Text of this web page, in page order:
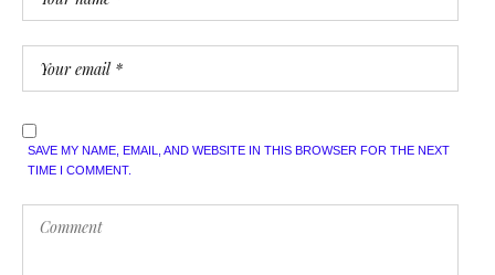
SAVE MY NAME, EMAIL, AND WEBSITE IN THIS BROWSER FOR THE NEXT
TIME I COMMENT.